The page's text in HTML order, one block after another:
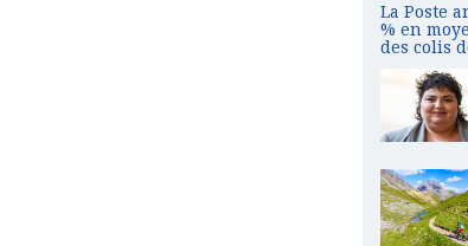
La Poste
% en
des colis